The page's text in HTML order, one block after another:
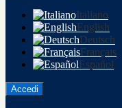
Italiano
English
Deutsch
Français
Español
Accedi